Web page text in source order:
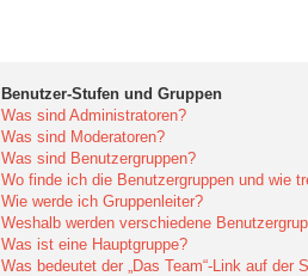
Benutzer-Stufen und Gruppen
Was sind Administratoren?
Was sind Moderatoren?
Was sind Benutzergruppen?
Wo finde ich die Benutzergruppen und wie
Wie werde ich Gruppenleiter?
Weshalb werden verschiedene
Was ist eine Hauptgruppe?
Was bedeutet der „Das Team“-Link auf der